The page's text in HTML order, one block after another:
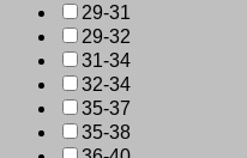
29-31
29-32
31-34
32-34
35-37
35-38